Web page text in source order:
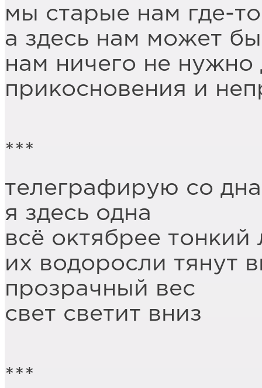
мы старые нам где-
а здесь нам может
нам ничего не нужно
прикосновения и
***
телеграфирую со дна
я здесь одна
всё октябрее тонкий
их водоросли тянут
прозрачный вес
свет светит вниз
***